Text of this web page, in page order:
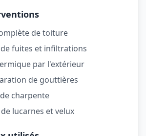
de toiture
fuites et infiltrations
par l'extérieur
de gouttières
charpente
lucarnes et velux